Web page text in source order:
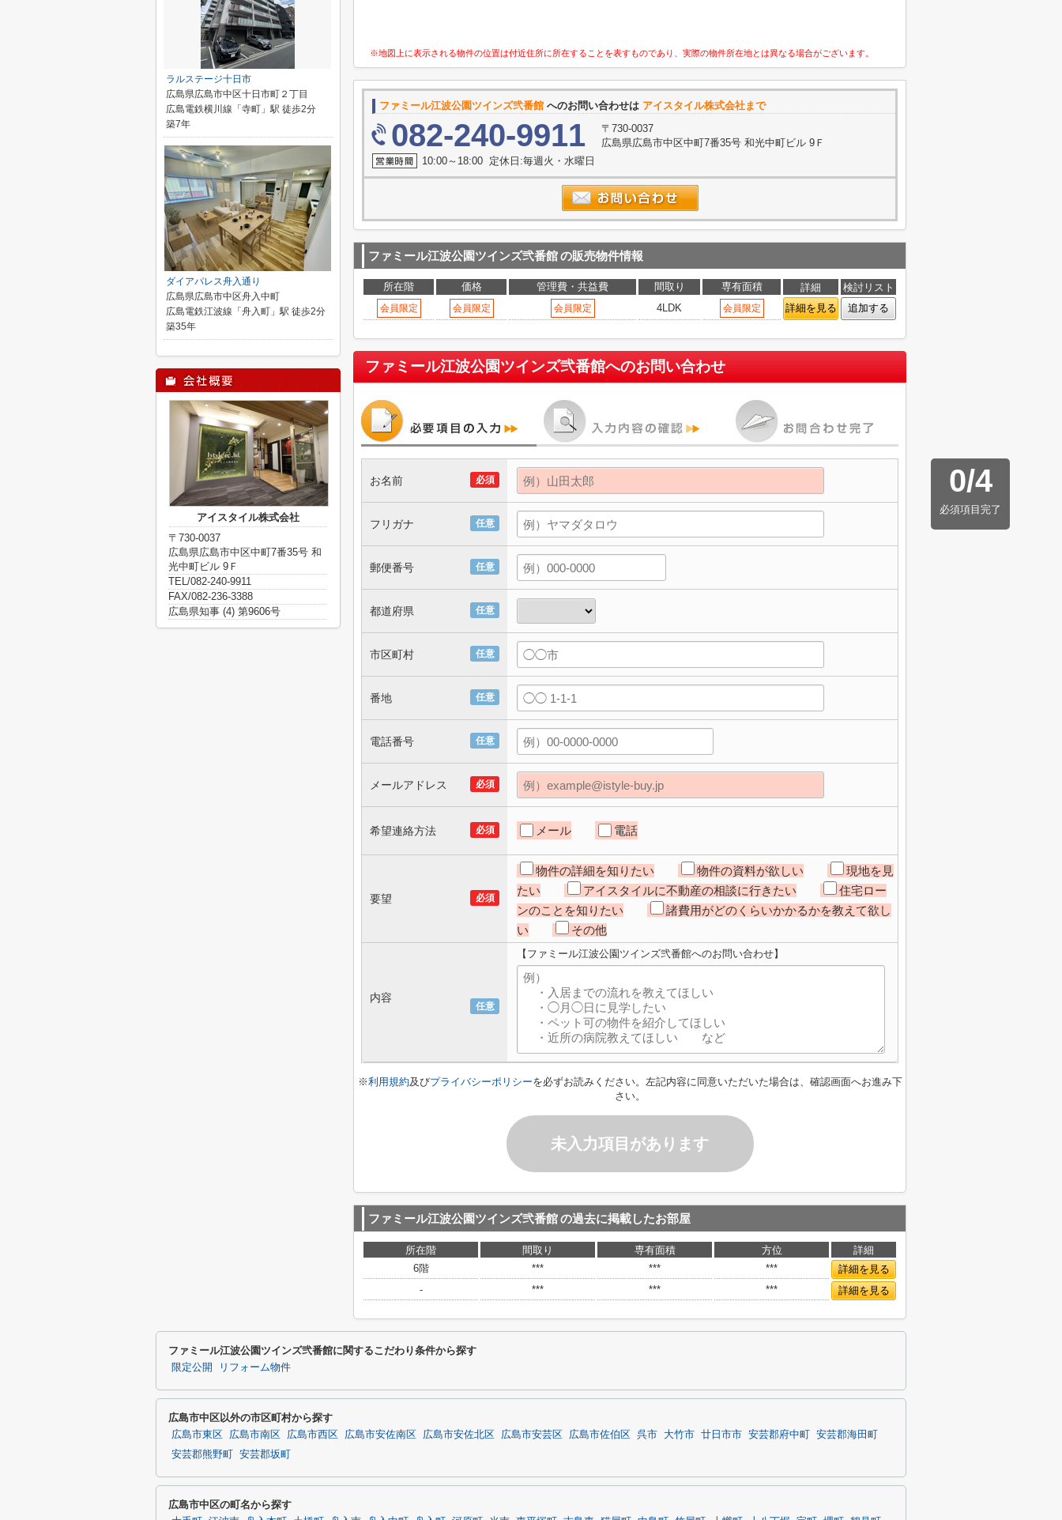
※地図上に表示される物件の位置は付近住所に所在することを表すものであり、実際の物件所在地とは異なる場合がございます。
ファミール江波公園ツインズ弐番館 へのお問い合わせは アイスタイル株式会社まで
082-240-9911
〒730-0037
広島県広島市中区中町7番35号 和光中町ビル 9Ｆ
10:00～18:00 定休日:毎週火・水曜日
ファミール江波公園ツインズ弐番館の販売物件情報
所在階 価格 管理費・共益費 間取り 専有面積 詳細 検討リスト
会員限定 会員限定 会員限定 4LDK 会員限定 詳細を見る 追加する
ファミール江波公園ツインズ弐番館へのお問い合わせ
0/4
必須項目完了
必須
お名前
任意
フリガナ
任意
郵便番号
任意
都道府県
任意
市区町村
任意
番地
任意
電話番号
必須
メールアドレス
必須
希望連絡方法 メール 電話
必須
要望
物件の詳細を知りたい 物件の資料が欲しい
現地を見
たい
アイスタイルに不動産の相談に行きたい
住宅ロー
ンのことを知りたい
諸費用がどのくらいかかるかを教えて欲し
い
その他
任意
内容
【ファミール江波公園ツインズ弐番館へのお問い合わせ】
※利用規約及びプライバシーポリシーを必ずお読みください。左記内容に同意いただいた場合は、確認画面へお進み下
さい。
未入力項目があります
ファミール江波公園ツインズ弐番館の過去に掲載したお部屋
所在階 間取り 専有面積 方位
詳細
6階
*** *** ***
詳細を見る
-
*** *** *** 詳細を見る
ラルステージ十日市
広島県広島市中区十日市町２丁目
広島電鉄横川線「寺町」駅 徒歩2分
築7年
ダイアパレス舟入通り
広島県広島市中区舟入中町
広島電鉄江波線「舟入町」駅 徒歩2分
築35年
アイスタイル株式会社
〒730-0037
広島県広島市中区中町7番35号 和
光中町ビル 9Ｆ
TEL/082-240-9911
FAX/082-236-3388
広島県知事 (4) 第9606号
ファミール江波公園ツインズ弐番館に関するこだわり条件から探す
限定公開 リフォーム物件
広島市中区以外の市区町村から探す
広島市東区 広島市南区 広島市西区 広島市安佐南区 広島市安佐北区 広島市安芸区 広島市佐伯区 呉市 大竹市 廿日市市 安芸郡府中町
安芸郡海田町
安芸郡熊野町
安芸郡坂町
広島市中区の町名から探す